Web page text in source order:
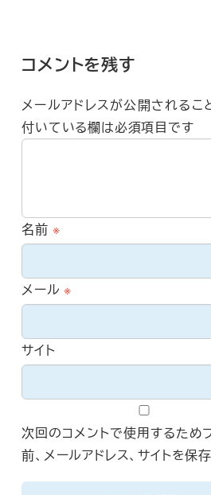
コメントを残す
メールアドレスが公開されるこ
付いている欄は必須項目です
名前 ※
メール※
サイト
次回のコメントで使用するため
前、メールアドレス、サイトを保存